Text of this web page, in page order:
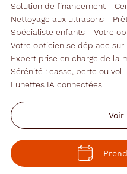
Solution de financement
Nettoyage aux ultrasons
Spécialiste enfants
Votre
Votre opticien se déplace sur
Expert prise en charge de la
Sérénité : casse, perte ou vol
Lunettes IA connectées
Voir